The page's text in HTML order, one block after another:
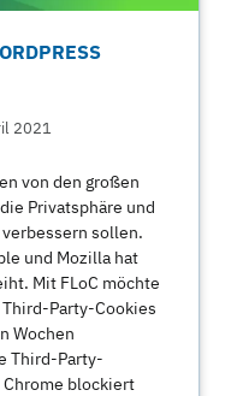
2021
von den großen
Privatsphäre und
sollen.
und Mozilla hat
Mit FLoC möchte
Party-Cookies
Wochen
Third-Party-
blockiert